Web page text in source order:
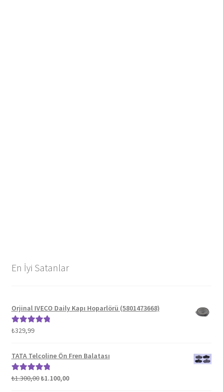
En İyi Satanlar
Orjinal IVECO Daily Kapı Hoparlörü (5801473668)
5 üzerinden
₺329,99
TATA Telcoline Ön Fren Balatası
5 üzerinden
₺1.300,00Orijinal
₺1.100,00Şu